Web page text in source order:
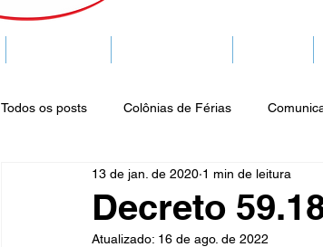
Todos os posts Colônias de Férias
Legislação Notícias Espaço Cultural
Decreto
13 de jan. de 2020 1 min de leitura
Atualizado: 16 de ago. de 2022